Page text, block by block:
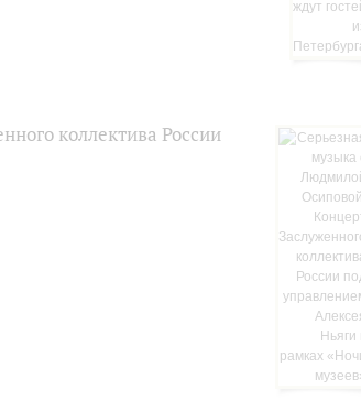
коллектива России